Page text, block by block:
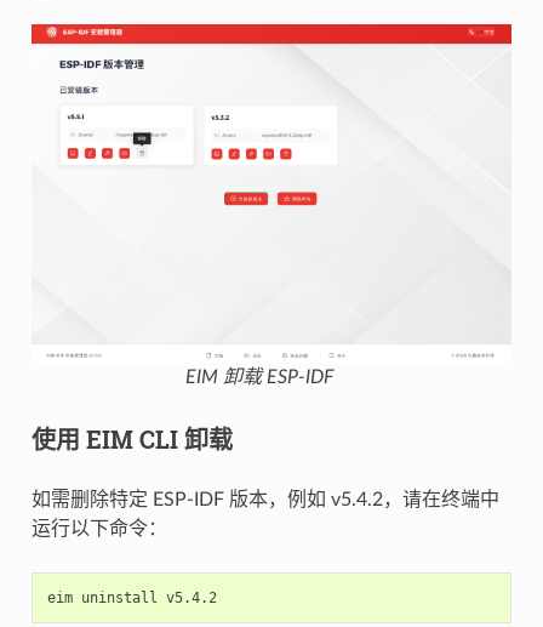
EIM 卸载 ESP-IDF
使用 EIM CLI 卸载
如需删除特定 ESP-IDF 版本，例如 v5.4.2，请在终端中
运行以下命令：
eim uninstall